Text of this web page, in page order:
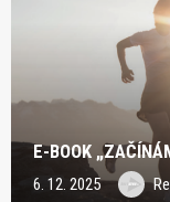
E-BOOK
6. 12. 2025